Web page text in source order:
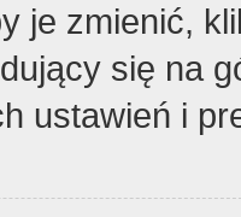
je zmienić,
się na
ustawień i